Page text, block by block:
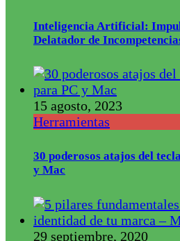
Inteligencia Artificial:
Delatador de
15 agosto, 2023
Herramientas
30 poderosos atajos del
y Mac
29 septiembre, 2020